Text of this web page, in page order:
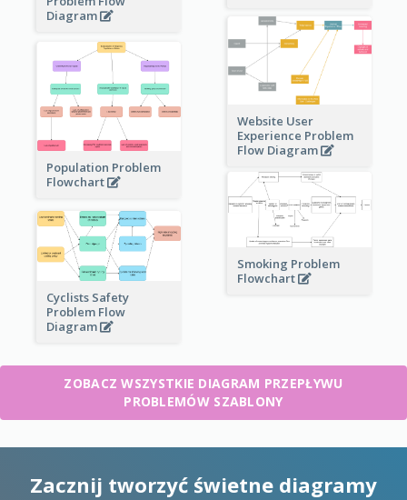
Diagram
Website User
Experience Problem
Flow Diagram
Population Problem
Flowchart
Smoking Problem
Flowchart
Cyclists Safety
Problem Flow
Diagram
ZOBACZ WSZYSTKIE DIAGRAM PRZEPŁYWU
PROBLEMÓW SZABLONY
Zacznij tworzyć świetne diagramy